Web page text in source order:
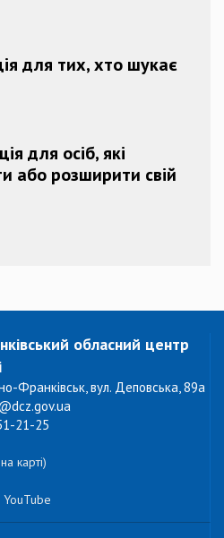
для тих, хто шукає
для осіб, які
або розширити свій
обласний центр
Франківськ, вул. Деповська, 89а
21-25
карті)
YouTube